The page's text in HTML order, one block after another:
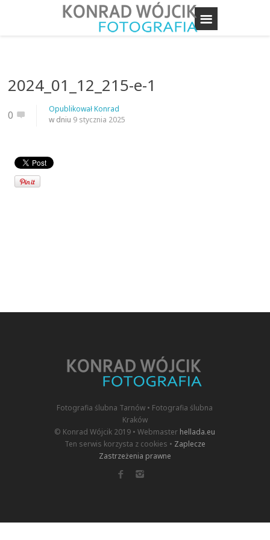
2024_01_12_215-e-1
0 OpublikowałKonrad
w dniu 9 stycznia 2025
Fotografia ślubna Tarnów • Fotografia ślubna
Kraków
© Konrad Wójcik 2019 • Webmaster hellada.eu
Ten serwis korzysta z cookies • Zaplecze
Zastrzeżenia prawne